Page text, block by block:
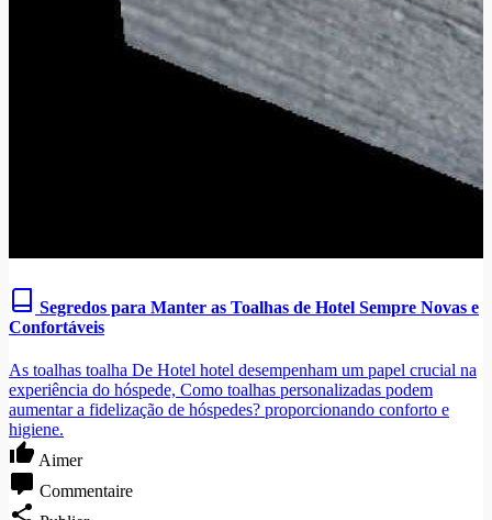
Segredos para Manter as Toalhas de Hotel Sempre Novas e
Confortáveis
As toalhas toalha De Hotel hotel desempenham um papel crucial na
experiência do hóspede, Como toalhas personalizadas podem
aumentar a fidelização de hóspedes? proporcionando conforto e
higiene.
Aimer
Commentaire